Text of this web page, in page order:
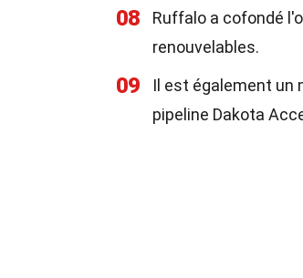
08
Ruffalo a cofondé
renouvelables.
09
Il est également un
pipeline Dakota